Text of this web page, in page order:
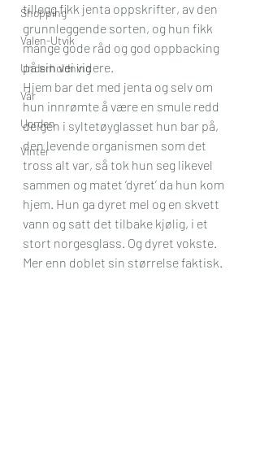
Shopping
Valen-Utvik
Underholdning
Vår
Uorden
Vinter
tillegg fikk jenta oppskrifter, av den
grunnleggende sorten, og hun fikk
mange gode råd og god oppbacking
på sin vei videre.
Hjem bar det med jenta og selv om
hun innrømte å være en smule redd
deigen i syltetøyglasset hun bar på,
den levende organismen som det
tross alt var, så tok hun seg likevel
sammen og matet ‘dyret’ da hun kom
hjem. Hun ga dyret mel og en skvett
vann og satt det tilbake kjølig, i et
stort norgesglass. Og dyret vokste.
Mer enn doblet sin størrelse faktisk.